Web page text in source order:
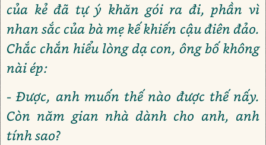
của kẻ đã tự ý khăn gói ra đi, phần vì
nhan sắc của bà mẹ kế khiến cậu điên đảo.
Chắc chắn hiểu lòng dạ con, ông bố không
nài ép:
- Được, anh muốn thế nào được thế nấy.
Còn năm gian nhà dành cho anh, anh
tính sao?